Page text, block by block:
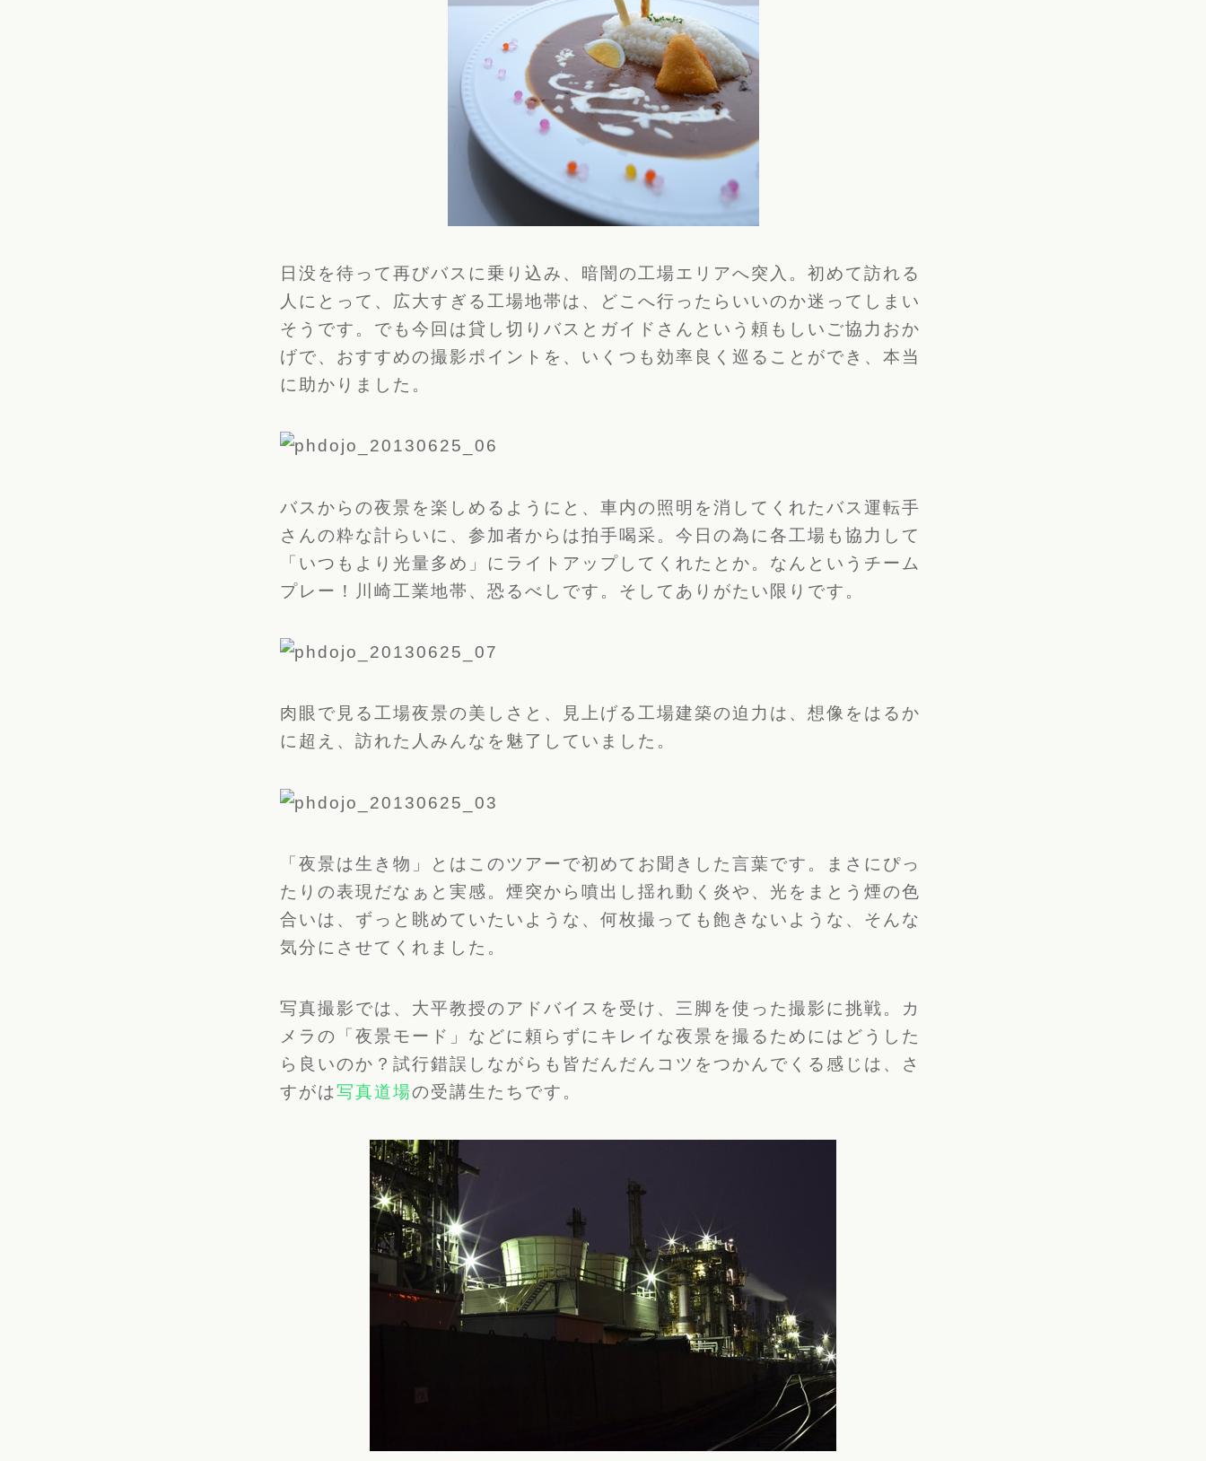
日没を待って再びバスに乗り込み、暗闇の工場エリアへ突入。初めて訪れる
人にとって、広大すぎる工場地帯は、どこへ行ったらいいのか迷ってしまい
そうです。でも今回は貸し切りバスとガイドさんという頼もしいご協力おか
げで、おすすめの撮影ポイントを、いくつも効率良く巡ることができ、本当
に助かりました。
バスからの夜景を楽しめるようにと、車内の照明を消してくれたバス運転手
さんの粋な計らいに、参加者からは拍手喝采。今日の為に各工場も協力して
「いつもより光量多め」にライトアップしてくれたとか。なんというチーム
プレー！川崎工業地帯、恐るべしです。そしてありがたい限りです。
肉眼で見る工場夜景の美しさと、見上げる工場建築の迫力は、想像をはるか
に超え、訪れた人みんなを魅了していました。
「夜景は生き物」とはこのツアーで初めてお聞きした言葉です。まさにぴっ
たりの表現だなぁと実感。煙突から噴出し揺れ動く炎や、光をまとう煙の色
合いは、ずっと眺めていたいような、何枚撮っても飽きないような、そんな
気分にさせてくれました。
写真撮影では、大平教授のアドバイスを受け、三脚を使った撮影に挑戦。カ
メラの「夜景モード」などに頼らずにキレイな夜景を撮るためにはどうした
ら良いのか？試行錯誤しながらも皆だんだんコツをつかんでくる感じは、さ
すがは写真道場の受講生たちです。